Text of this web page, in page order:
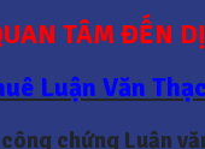
TÂM ĐẾN
Luận Văn
chứng Luận